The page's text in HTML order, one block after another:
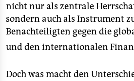
nicht nur als zentrale
sondern auch als Instrument
Benachteiligten gegen die
und den internationalen
Doch was macht den